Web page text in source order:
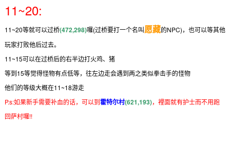
11~20:
11~20等就可以过桥(472,298)囉(过桥要打一个名叫愿藏的NPC)，也可以等其他
玩家打败他后过去。
11~15可以在过桥后的右半边打火鸡、猪
等到15等觉得怪物有点低等，往左边走会遇到两之类似拳击手的怪物
他们的等级大概在11~18游走
P.s:如果新手需要补血的话，可以到霍特尔村(621,193)，裡面就有护士而不用跑
回萨村囉!!